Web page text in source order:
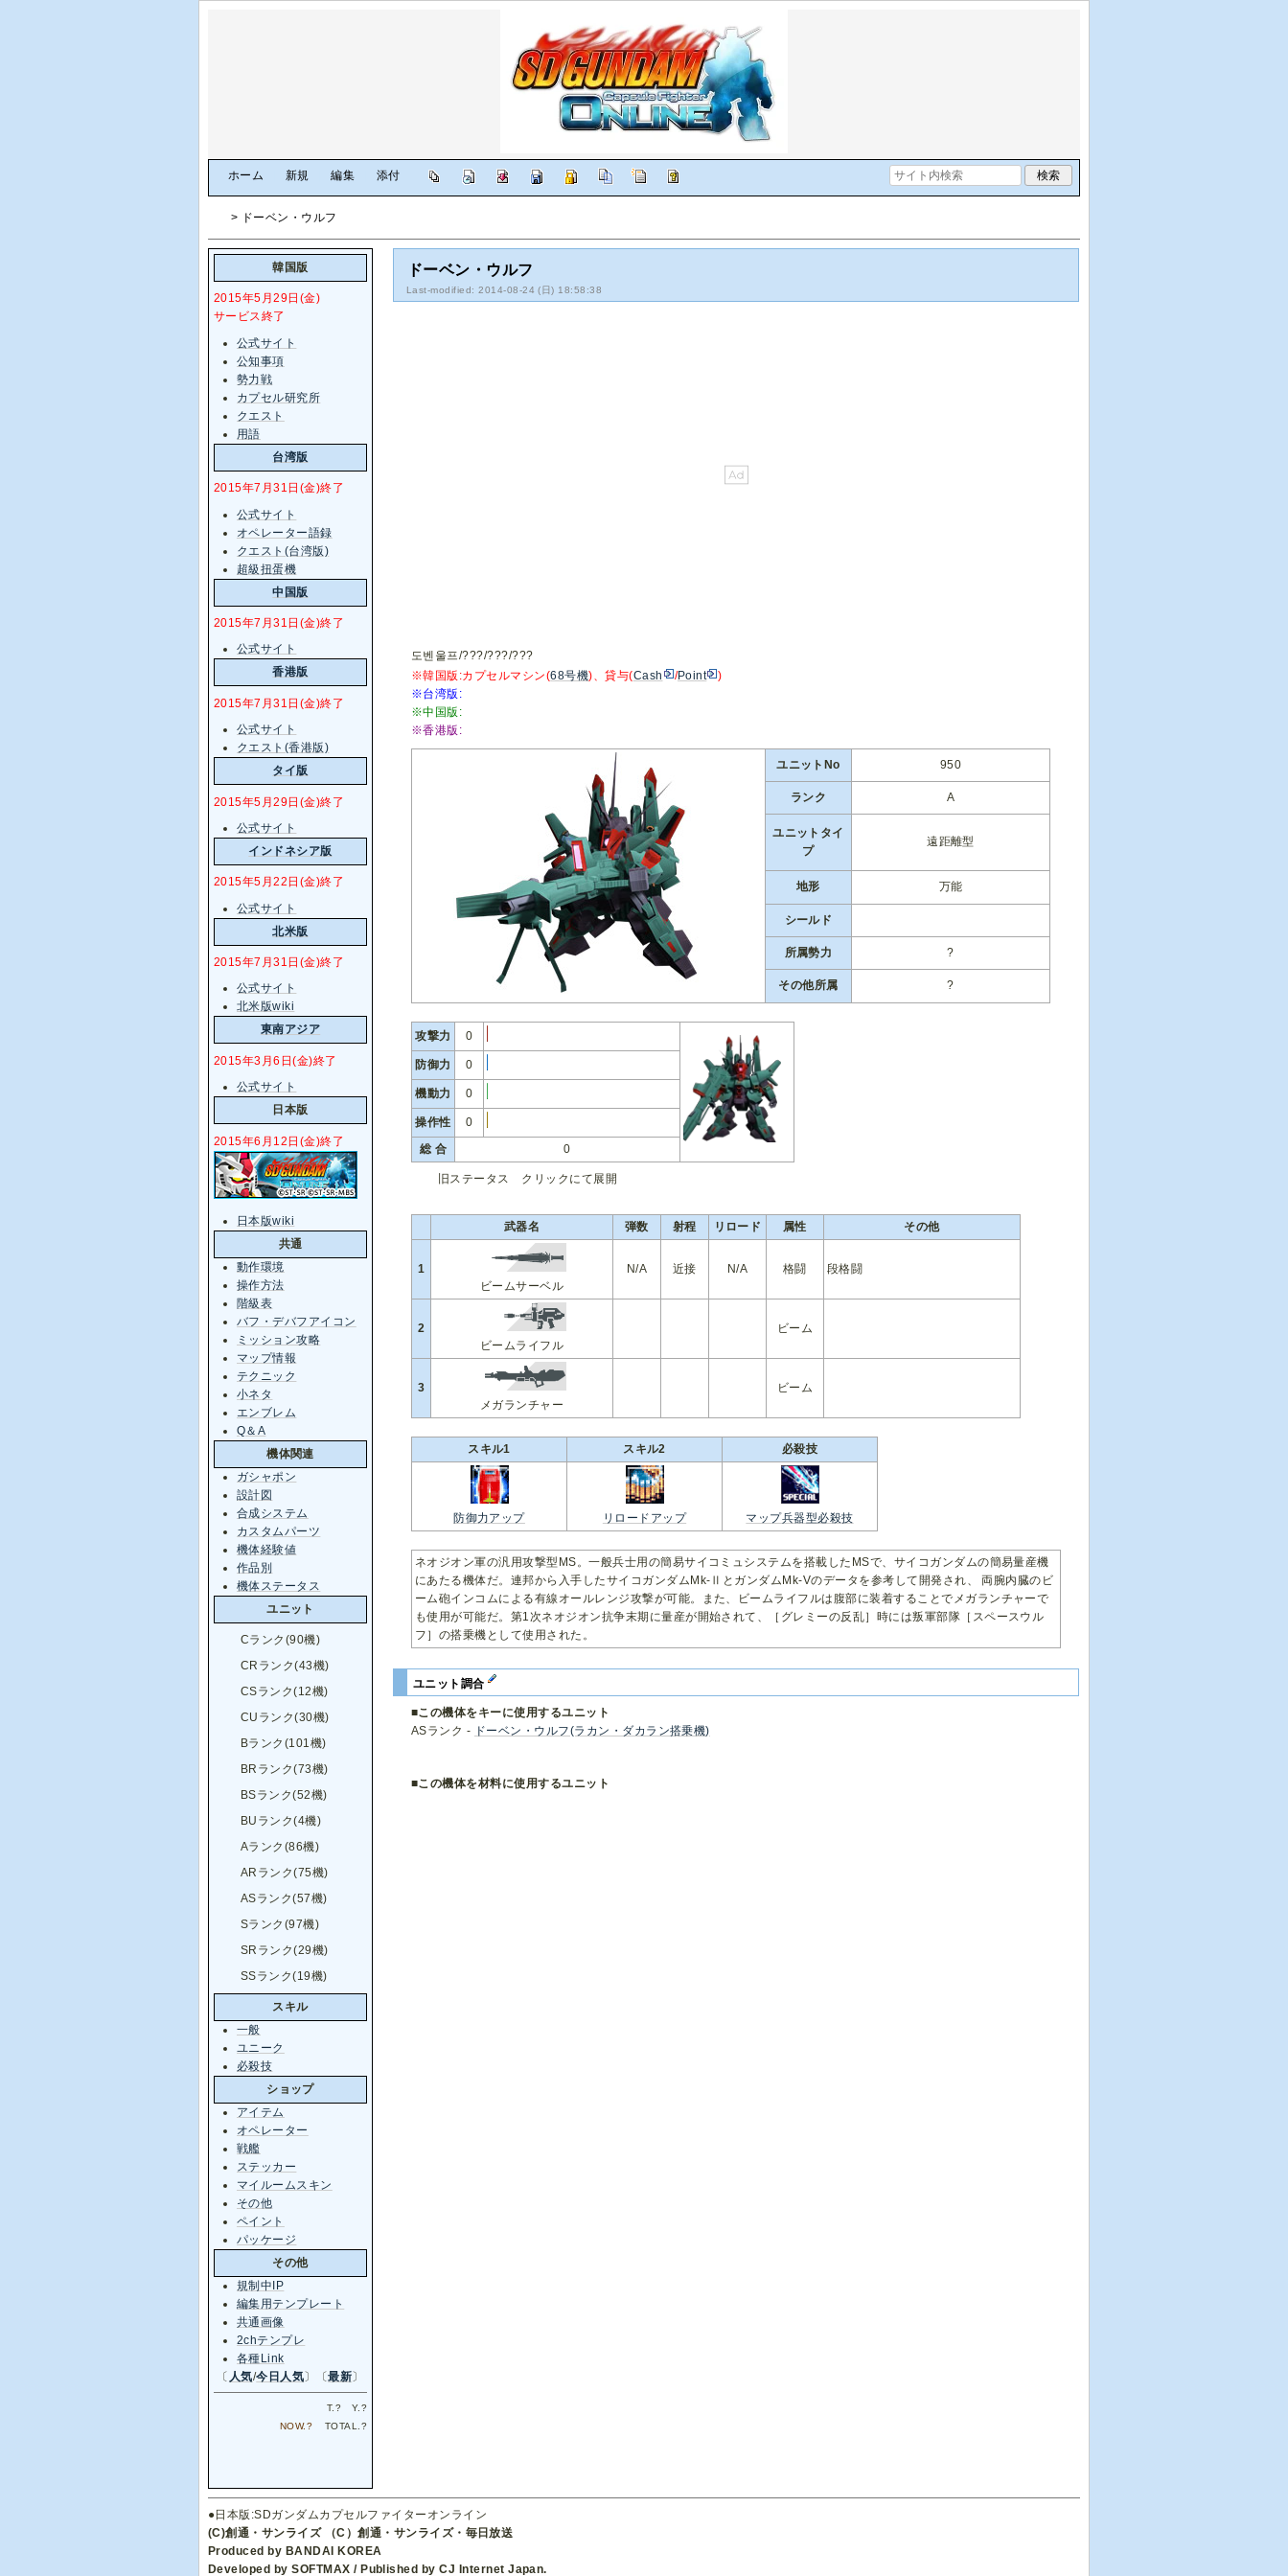
ホーム 新規 編集 添付
> ドーベン・ウルフ
ドーベン・ウルフ
Last-modified: 2014-08-24 (日) 18:58:38
도벤울프/???/???/???
※韓国版:カプセルマシン(68号機)、貸与(Cash /Point
)
※台湾版:
※中国版:
※香港版:
ユニットNo 950
ランク A
ユニットタイ
プ
遠距離型
地形 万能
シールド
所属勢力 ?
その他所属 ?
攻撃力 0
防御力 0
機動力 0
操作性
0
総 合
0
旧ステータス クリックにて展開
武器名 弾数 射程 リロード 属性 その他
1
ビームサーベル
N/A 近接 N/A 格闘 段格闘
2
ビームライフル
ビーム
3
メガランチャー
ビーム
スキル1 スキル2 必殺技
防御力アップ リロードアップ マップ兵器型必殺技
ネオジオン軍の汎用攻撃型MS。一般兵士用の簡易サイコミュシステムを搭載したMSで、サイコガンダムの簡易量産機
にあたる機体だ。連邦から入手したサイコガンダムMk-ⅡとガンダムMk-Vのデータを参考して開発され、 両腕内臓のビ
ーム砲インコムによる有線オールレンジ攻撃が可能。また、ビームライフルは腹部に装着することでメガランチャーで
も使用が可能だ。第1次ネオジオン抗争末期に量産が開始されて、［グレミーの反乱］時には叛軍部隊［スペースウル
フ］の搭乗機として使用された。
ユニット調合
■この機体をキーに使用するユニット
ASランク - ドーベン・ウルフ(ラカン・ダカラン搭乗機)
■この機体を材料に使用するユニット
韓国版
2015年5月29日(金)
サービス終了
公式サイト
公知事項
勢力戦
カプセル研究所
クエスト
用語
台湾版
2015年7月31日(金)終了
公式サイト
オペレーター語録
クエスト(台湾版)
超級扭蛋機
中国版
2015年7月31日(金)終了
公式サイト
香港版
2015年7月31日(金)終了
公式サイト
クエスト(香港版)
タイ版
2015年5月29日(金)終了
公式サイト
インドネシア版
2015年5月22日(金)終了
公式サイト
北米版
2015年7月31日(金)終了
公式サイト
北米版wiki
東南アジア
2015年3月6日(金)終了
公式サイト
日本版
2015年6月12日(金)終了
日本版wiki
共通
動作環境
操作方法
階級表
バフ・デバフアイコン
ミッション攻略
マップ情報
テクニック
小ネタ
エンブレム
Q＆A
機体関連
ガシャポン
設計図
合成システム
カスタムパーツ
機体経験値
作品別
機体ステータス
ユニット
Cランク(90機)
CRランク(43機)
CSランク(12機)
CUランク(30機)
Bランク(101機)
BRランク(73機)
BSランク(52機)
BUランク(4機)
Aランク(86機)
ARランク(75機)
ASランク(57機)
Sランク(97機)
SRランク(29機)
SSランク(19機)
スキル
一般
ユニーク
必殺技
ショップ
アイテム
オペレーター
戦艦
ステッカー
マイルームスキン
その他
ペイント
パッケージ
その他
規制中IP
編集用テンプレート
共通画像
2chテンプレ
各種Link
〔 人気/今日人気〕〔最新〕
T. ? Y. ?
NOW.? TOTAL. ?
●日本版:SDガンダムカプセルファイターオンライン
(C)創通・サンライズ （C）創通・サンライズ・毎日放送
Produced by BANDAI KOREA
Developed by SOFTMAX / Published by CJ Internet Japan.